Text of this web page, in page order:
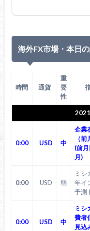
海外FX市場・本日
時間 通貨
重
要
性
0:00 USD 中
企業
（前
(前
月)
0:00 USD 弱
ミシ
年イ
予測
0:00 USD 中
ミシ
費者
見込